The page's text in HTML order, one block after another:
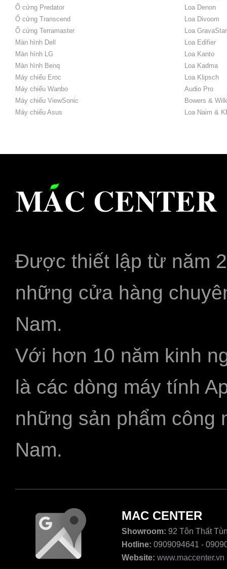
Ổ cứng Predator
Ổ cứng Transcend
Ổ cứng Terramaster
Màn hình Dell
Màn hình LG
Màn hình Benq
Máy chiếu Eroc
Máy chiếu Wanbo
Máy chiếu ViewSonic
Máy chiếu Asus
Loa Denon
Loa Divoom
Loa GravaStar
Loa Edifier
Loa Kanto
Loa Kadma
Loa Klipsch
Audio Pro
Bowers &
Loa Naim &
Được thiết lập từ năm
những cửa hàng
Nam.
Với hơn 10 năm kinh
là các dòng máy tính
những sản phẩm công
Nam.
MAC CENTER
Showroom: 92 Tôn Thất
Hotline: 0909094641 -
Website: www.maccenter.vn